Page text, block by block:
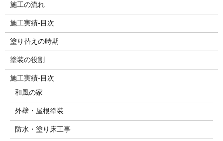
施工の流れ
施工実績-目次
塗り替えの時期
塗装の役割
施工実績-目次
和風の家
外壁・屋根塗装
防水・塗り床工事